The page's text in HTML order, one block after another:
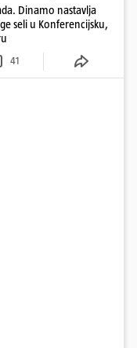
Dinamo nastavlja
seli u Konferencijsku,
41